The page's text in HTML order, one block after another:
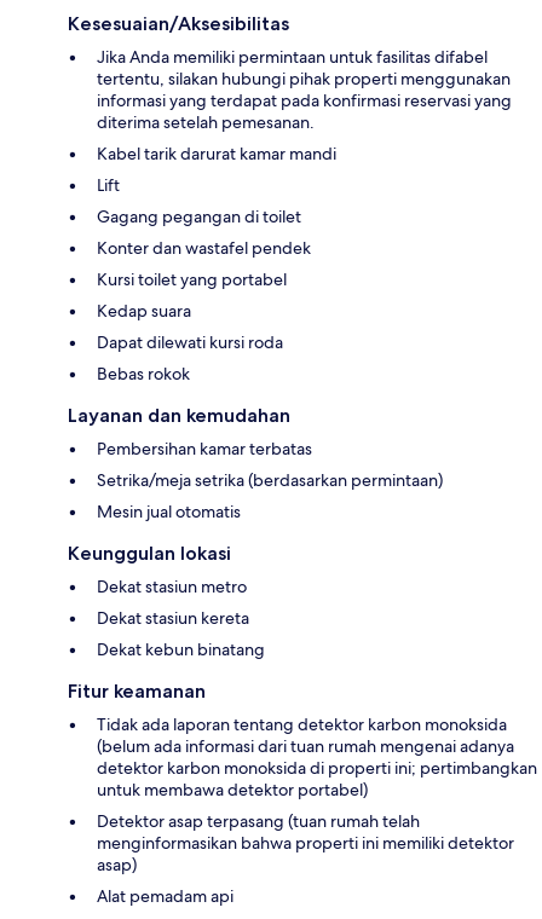
Kesesuaian/Aksesibilitas
Jika Anda memiliki permintaan untuk fasilitas difabel
tertentu, silakan hubungi pihak properti menggunakan
informasi yang terdapat pada konfirmasi reservasi yang
diterima setelah pemesanan.
Kabel tarik darurat kamar mandi
Lift
Gagang pegangan di toilet
Konter dan wastafel pendek
Kursi toilet yang portabel
Kedap suara
Dapat dilewati kursi roda
Bebas rokok
Layanan dan kemudahan
Pembersihan kamar terbatas
Setrika/meja setrika (berdasarkan permintaan)
Mesin jual otomatis
Keunggulan lokasi
Dekat stasiun metro
Dekat stasiun kereta
Dekat kebun binatang
Fitur keamanan
Tidak ada laporan tentang detektor karbon monoksida
(belum ada informasi dari tuan rumah mengenai adanya
detektor karbon monoksida di properti ini; pertimbangkan
untuk membawa detektor portabel)
Detektor asap terpasang (tuan rumah telah
menginformasikan bahwa properti ini memiliki detektor
asap)
Alat pemadam api